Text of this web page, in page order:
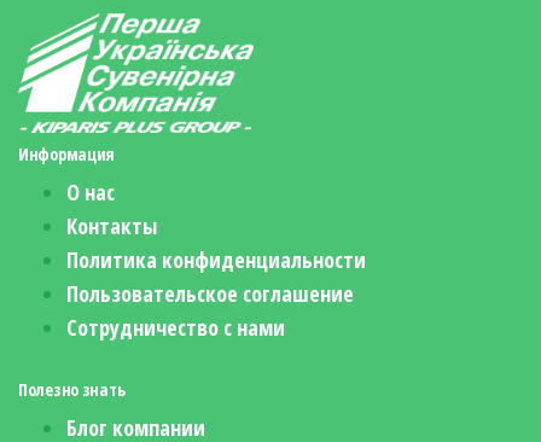
Информация
О нас
Контакты
Политика конфиденциальности
Пользовательское соглашение
Сотрудничество с нами
Полезно знать
Блог компании